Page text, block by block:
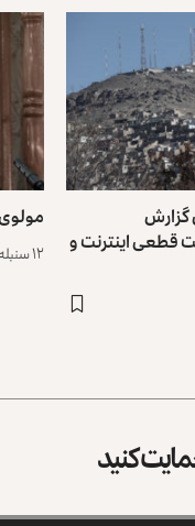
قطعی اینترنت و ۱۲ سنبله ۱۴۰۱ - ۳ سپتمبر ۲۰۲۲
کنید